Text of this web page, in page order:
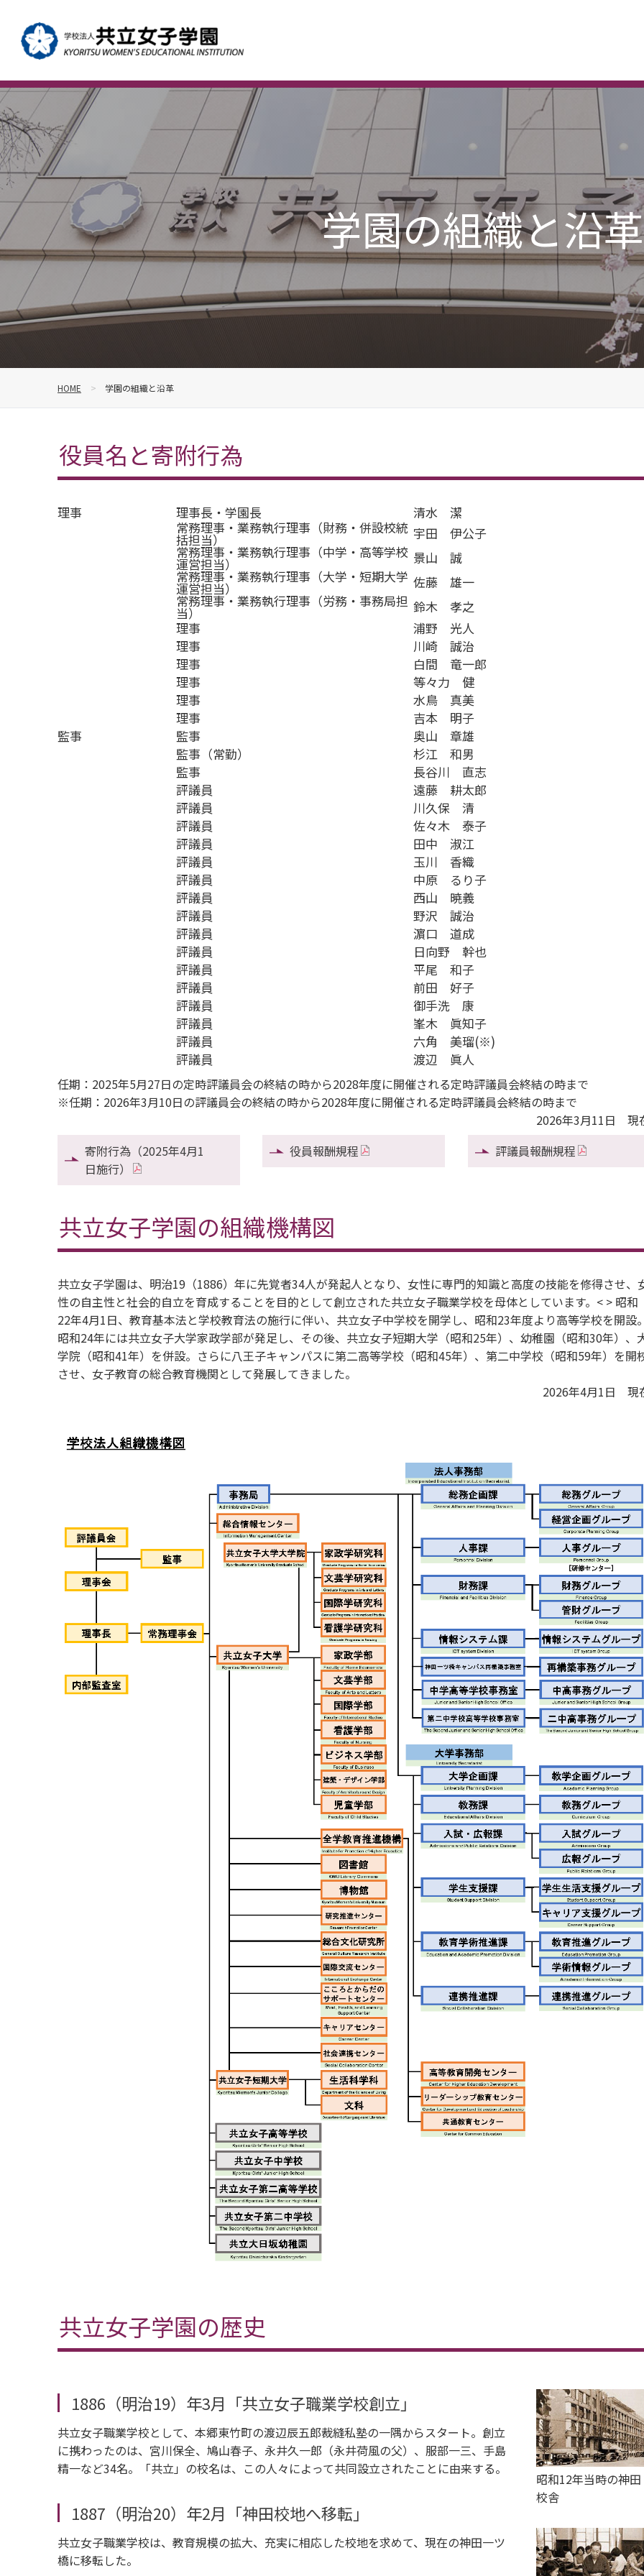
学園の組織と沿革
HOME 学園の組織と沿革
役員名と寄附行為
理事 理事長・学園長
清水 潔
常務理事・業務執行理事（財務・併設校統
括担当）
宇田 伊公子
常務理事・業務執行理事（中学・高等学校
運営担当）
景山 誠
常務理事・業務執行理事（大学・短期大学
運営担当）
佐藤 雄一
常務理事・業務執行理事（労務・事務局担
当）
鈴木 孝之
理事
浦野 光人
理事
川崎 誠治
理事
白間 竜一郎
理事
等々力 健
理事
水鳥 真美
理事
吉本 明子
監事
監事
奥山 章雄
監事（常勤）
杉江 和男
監事
長谷川 直志
評議員
遠藤 耕太郎
評議員
川久保 清
評議員
佐々木 泰子
評議員
田中 淑江
評議員
玉川 香織
評議員
中原 るり子
評議員
西山 暁義
評議員
野沢 誠治
評議員
濵口 道成
評議員
日向野 幹也
評議員
平尾 和子
評議員
前田 好子
評議員
御手洗 康
評議員
峯木 眞知子
評議員
六角 美瑠(※)
評議員
渡辺 眞人
任期：2025年5月27日の定時評議員会の終結の時から2028年度に開催される定時評議員会終結の時まで
※任期：2026年3月10日の評議員会の終結の時から2028年度に開催される定時評議員会終結の時まで
2026年3月11日 現
寄附行為（2025年4月1
日施行）
役員報酬規程 評議員報酬規程
共立女子学園の組織機構図
共立女子学園は、明治19（1886）年に先覚者34人が発起人となり、女性に専門的知識と高度の技能を修得させ、
性の自主性と社会的自立を育成することを目的として創立された共立女子職業学校を母体としています。< > 昭和
22年4月1日、教育基本法と学校教育法の施行に伴い、共立女子中学校を開学し、昭和23年度より高等学校を開設
昭和24年には共立女子大学家政学部が発足し、その後、共立女子短期大学（昭和25年）、幼稚園（昭和30年）、
学院（昭和41年）を併設。さらに八王子キャンパスに第二高等学校（昭和45年）、第二中学校（昭和59年）を開
させ、女子教育の総合教育機関として発展してきました。
2026年4月1日 現
共立女子学園の歴史
1886（明治19）年3月「共立女子職業学校創立」
共立女子職業学校として、本郷東竹町の渡辺辰五郎裁縫私塾の一隅からスタート。創立
に携わったのは、宮川保全、鳩山春子、永井久一郎（永井荷風の父）、服部一三、手島
精一など34名。「共立」の校名は、この人々によって共同設立されたことに由来する。
1887（明治20）年2月「神田校地へ移転」
共立女子職業学校は、教育規模の拡大、充実に相応した校地を求めて、現在の神田一ツ
橋に移転した。
昭和12年当時の神田
校舎